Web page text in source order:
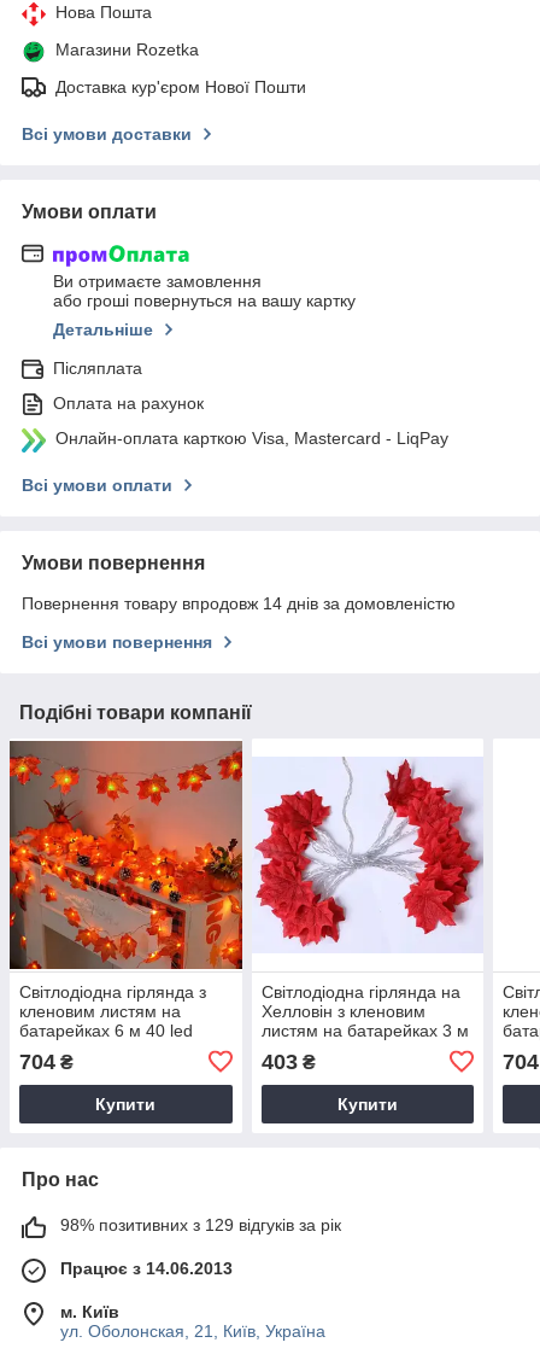
Нова Пошта
Магазини Rozetka
Доставка кур'єром Нової Пошти
Всі умови доставки
Умови оплати
Ви отримаєте замовлення
або гроші повернуться на вашу картку
Детальніше
Післяплата
Оплата на рахунок
Онлайн-оплата карткою Visa, Mastercard - LiqPay
Всі умови оплати
Умови повернення
Повернення товару впродовж 14 днів за домовленістю
Всі умови повернення
Подібні товари компанії
​​​​​​​Світлодіодна гірлянда з
кленовим листям на
батарейках 6 м 40 led
704 ₴
Купити
​​​​​​​Світлодіодна гірлянда на
Хелловін з кленовим
листям на батарейках 3 м
403₴
Купити
704
Про нас
98% позитивних з 129 відгуків за рік
Працює з 14.06.2013
м. Київ
ул. Оболонская, 21, Київ, Україна